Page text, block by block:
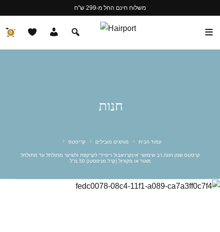
משלוח חינם החל מ-299 ש"ח
0
חנות
עמוד הבית מותגים מובילים קריסטס
קרסטס שמן הזנה רב שימושי 'אינקרויאבול ריפייר' לקרקפת ולשיער מתולתל עד מתולתל
מאוד או מקורזל (קרל מניפסטו) 50 מ"ל